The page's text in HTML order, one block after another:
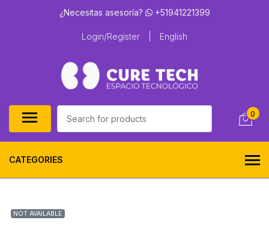
¿Necesitas asesoría? +51941221399
Login/Register English
0
CATEGORIES
NOT AVAILABLE